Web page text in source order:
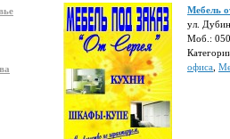
Мебель
ул.
Моб.:
офиса